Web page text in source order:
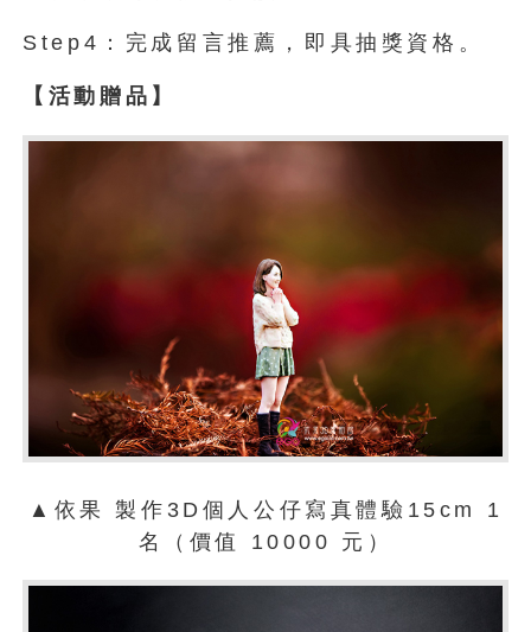
Step4：完成留言推薦，即具抽獎資格。
【活動贈品】
▲ 依果 製作3D個人公仔寫真體驗15cm 1
名（價值 10000 元）